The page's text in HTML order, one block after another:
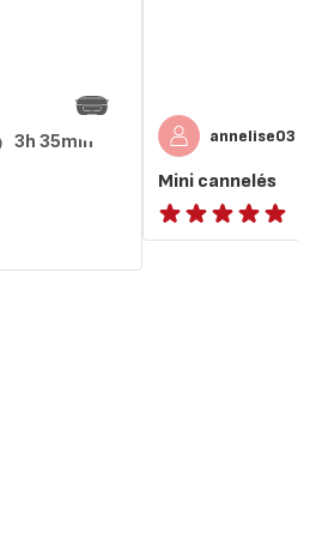
3h 35min annelise03
Mini cannelés
ratings.NaN